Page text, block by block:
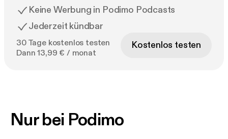
Keine Werbung in Podimo Podcasts
Jederzeit kündbar
30 Tage kostenlos testen
Dann 13,99 € / monat
Kostenlos testen
Nur bei Podimo